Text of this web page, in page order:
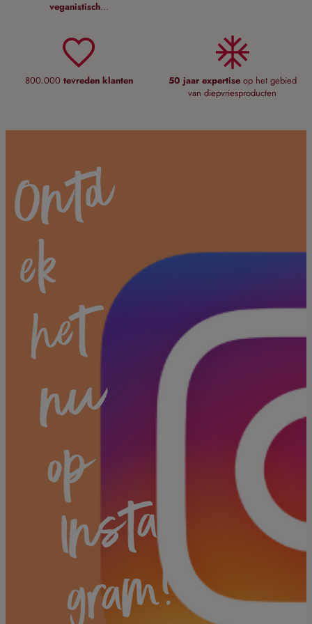
veganistisch...
800.000tevreden klanten 50 jaar expertiseop het gebied
van diepvriesproducten
O
n
t
d
e
k
h
e
t
n
u
o
p
I
n
s
t
a
g
r
a
m
!